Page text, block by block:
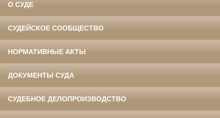
О СУДЕ
СУДЕЙСКОЕ СООБЩЕСТВО
НОРМАТИВНЫЕ АКТЫ
ДОКУМЕНТЫ СУДА
СУДЕБНОЕ ДЕЛОПРОИЗВОДСТВО